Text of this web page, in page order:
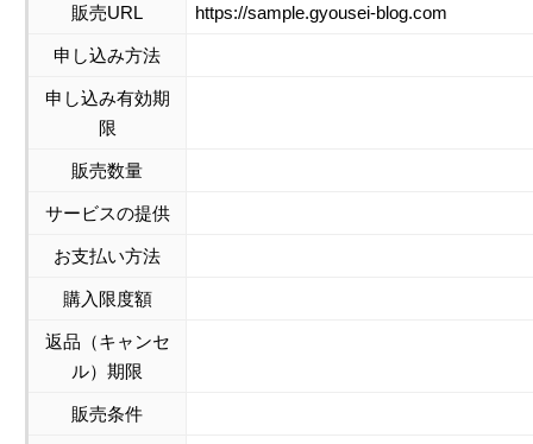
販売URL https://sample.gyousei-blog.com
申し込み方法
申し込み有効期
限
販売数量
サービスの提供
お支払い方法
購入限度額
返品（キャンセ
ル）期限
販売条件